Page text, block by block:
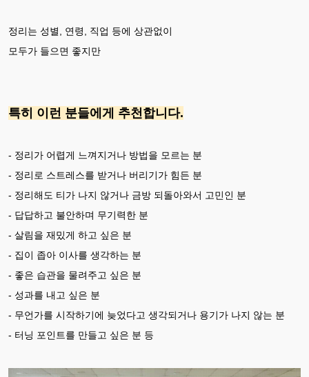
정리는 성별, 연령, 직업 등에 상관없이
모두가 들으면 좋지만
특히 이런 분들에게 추천합니다.
- 정리가 어렵게 느껴지거나 방법을 모르는 분
- 정리로 스트레스를 받거나 버리기가 힘든 분
- 정리해도 티가 나지 않거나 금방 되돌아와서 고민인 분
- 답답하고 불안하며 무기력한 분
- 살림을 재밌게 하고 싶은 분
- 집이 좁아 이사를 생각하는 분
- 좋은 습관을 물려주고 싶은 분
- 성과를 내고 싶은 분
- 무언가를 시작하기에 늦었다고 생각되거나 용기가 나지 않는 분
- 터닝 포인트를 만들고 싶은 분 등